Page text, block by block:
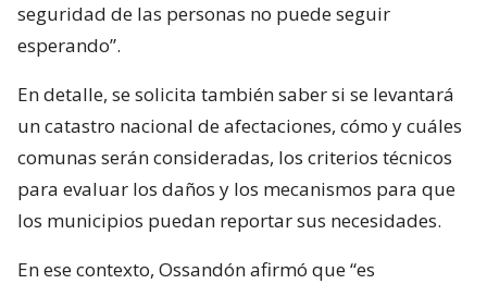
seguridad de las personas no puede seguir
esperando”.
En detalle, se solicita también saber si se levantará
un catastro nacional de afectaciones, cómo y cuáles
comunas serán consideradas, los criterios técnicos
para evaluar los daños y los mecanismos para que
los municipios puedan reportar sus necesidades.
En ese contexto, Ossandón afirmó que “es